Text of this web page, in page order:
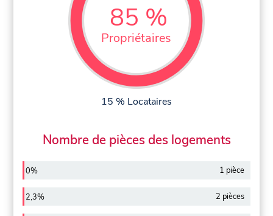
85 %
Propriétaires
15 % Locataires
Nombre de pièces des logements
0% 1 pièce
2,3% 2 pièces